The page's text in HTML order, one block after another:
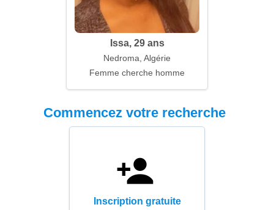
Issa, 29 ans
Nedroma, Algérie
Femme cherche homme
Commencez votre recherche
Inscription gratuite